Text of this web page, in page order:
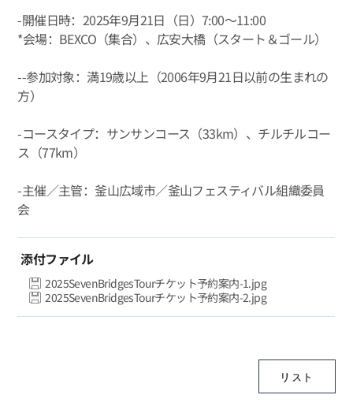
-開催日時：2025年9月21日（日）7:00～11:00
*会場：BEXCO（集合）、広安大橋（スタート＆ゴール）
--参加対象：満19歳以上（2006年9月21日以前の生まれの
方）
-コースタイプ：サンサンコース（33km）、チルチルコー
ス（77km）
-主催／主管：釜山広域市／釜山フェスティバル組織委員
会
添付ファイル
2025SevenBridgesTourチケット予約案内-1.jpg
2025SevenBridgesTourチケット予約案内-2.jpg